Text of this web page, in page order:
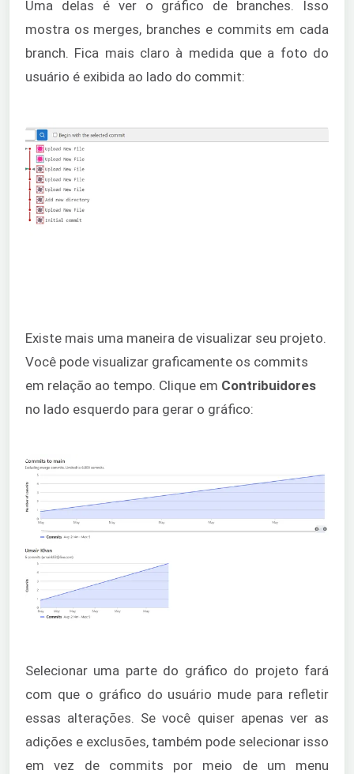
Uma delas é ver o gráfico de branches. Isso
mostra os merges, branches e commits em cada
branch. Fica mais claro à medida que a foto do
usuário é exibida ao lado do commit:
Existe mais uma maneira de visualizar seu projeto.
Você pode visualizar graficamente os commits
em relação ao tempo. Clique em Contribuidores
no lado esquerdo para gerar o gráfico:
Selecionar uma parte do gráfico do projeto fará
com que o gráfico do usuário mude para refletir
essas alterações. Se você quiser apenas ver as
adições e exclusões, também pode selecionar isso
em vez de commits por meio de um menu